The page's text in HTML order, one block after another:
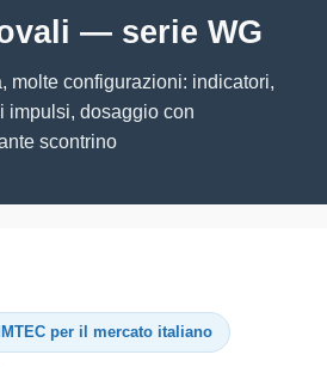
— serie WG
molte configurazioni: indicatori,
impulsi, dosaggio con
scontrino
per il mercato italiano